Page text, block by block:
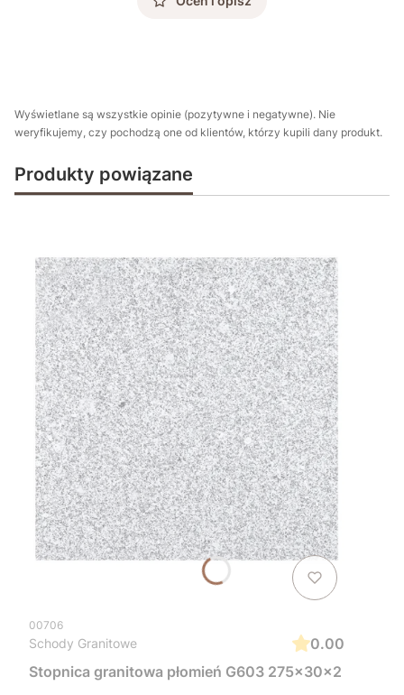
Wyświetlane są wszystkie opinie (pozytywne i negatywne). Nie
weryfikujemy, czy pochodzą one od klientów, którzy kupili dany produkt.
Produkty powiązane
00706
Schody Granitowe
0.00
Stopnica granitowa płomień G603 275x30x2